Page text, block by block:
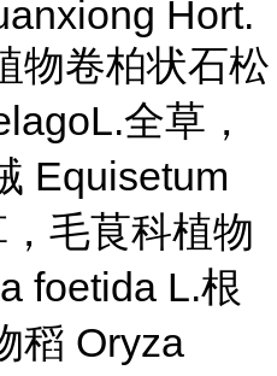
Hort.
物卷柏状石松
全草，
Equisetum
毛茛科植物
foetida L.根
稻 Oryza